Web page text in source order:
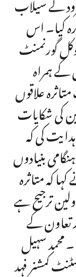
کیا۔ اس
گورنمنٹ
ہمراہ
علاقوں
کی شکایات
کی کہ
بنیادوں
کہ متاثرہ
ترجیح ہے
تعاون کے
محمد سہیل
کمشنر فہد